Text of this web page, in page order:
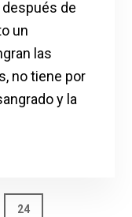
de
un
las
no tiene por
y la
Página
24